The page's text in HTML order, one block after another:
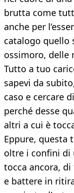
brutta come
anche per
catalogo quello
ossimoro, delle
Tutto a tuo
sapevi da
caso e cercare
perché desse
altri a cui è
Eppure, questa
oltre i confini di
tocca ancora,
e battere in